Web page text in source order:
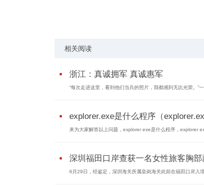
相关阅读
浙江：真诚拥军 真诚惠军
“每次走进这里，看到他们当兵的照片，我都感到无比光荣。”一
explorer.exe是什么程序（
来为大家解答以上问题，explorer exe是什么程序，explorer
深圳福田口岸查获一名女性旅客胸部
6月29日，经鉴定，深圳海关所属皇岗海关此前在福田口岸入